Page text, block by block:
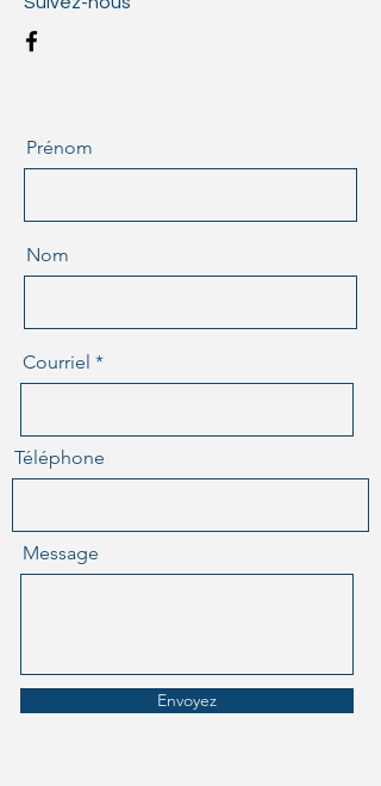
Prénom
Nom
Courriel
Téléphone
Message
Envoyez